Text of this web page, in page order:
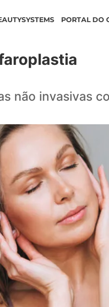
PORTAL DO
não invasivas